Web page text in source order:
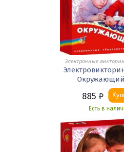
Электронные
885 ₽
Есть в